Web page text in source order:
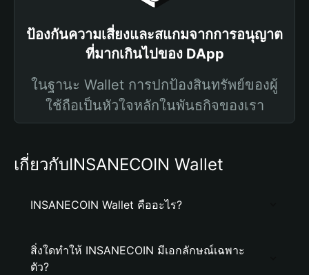
ป้องกันความเสี่ยงและสแกมจากการอนุญาต
ที่มากเกินไปของ DApp
ในฐานะ Wallet การปกป้องสินทรัพย์ของผู้
ใช้ถือเป็นหัวใจหลักในพันธกิจของเรา
เกี่ยวกับINSANECOIN Wallet
INSANECOIN Wallet คืออะไร?
สิ่งใดทำให้ INSANECOIN มีเอกลักษณ์เฉพาะ
ตัว?